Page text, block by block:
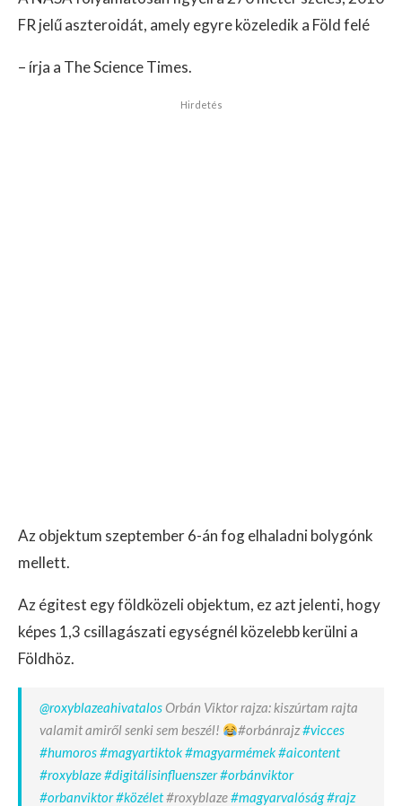
FR jelű aszteroidát, amely egyre közeledik a Föld felé
– írja a The Science Times.
Hirdetés
Az objektum szeptember 6-án fog elhaladni bolygónk
mellett.
Az égitest egy földközeli objektum, ez azt jelenti, hogy
képes 1,3 csillagászati egységnél közelebb kerülni a
Földhöz.
@roxyblazeahivatalosOrbán Viktor rajza: kiszúrtam rajta
valamit amiről senki sem beszél!
#orbánrajz#vicces
#humoros#magyartiktok#magyarmémek#aicontent
#roxyblaze#digitálisinfluenszer#orbánviktor
#orbanviktor#közélet#roxyblaze#magyarvalóság#rajz